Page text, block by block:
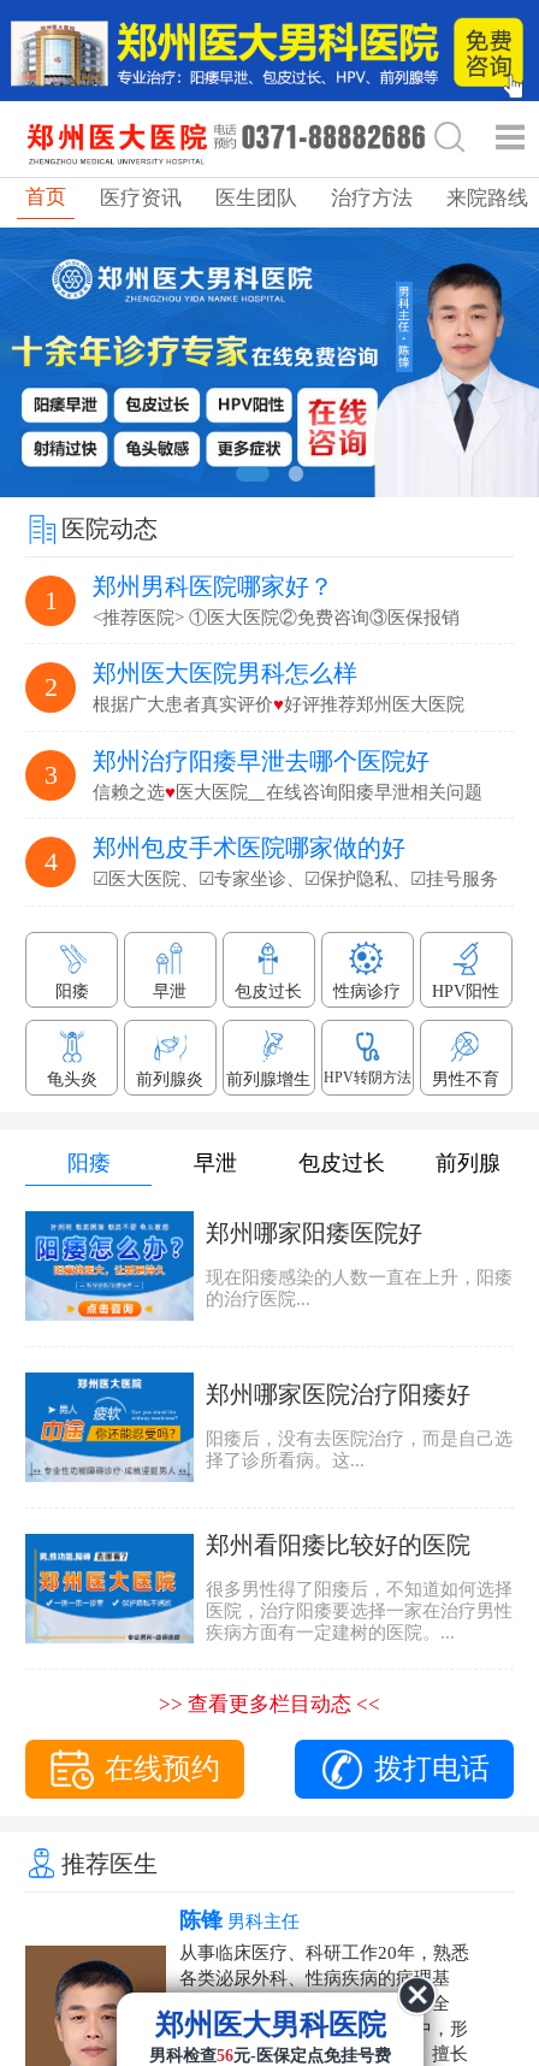
首页 医疗资讯 医生团队 治疗方法 来院路线
医院动态
1 郑州男科医院哪家好？
<推荐医院> ①医大医院②免费咨询③医保报销
2 郑州医大医院男科怎么样
根据广大患者真实评价♥好评推荐郑州医大医院
3 郑州治疗阳痿早泄去哪个医院好
信赖之选♥医大医院▁在线咨询阳痿早泄相关问题
4 郑州包皮手术医院哪家做的好
☑医大医院、☑专家坐诊、☑保护隐私、☑挂号服务
阳痿 早泄 包皮过长 性病诊疗 HPV阳性
龟头炎 前列腺炎 前列腺增生 HPV转阴方法 男性不育
阳痿 早泄 包皮过长 前列腺
郑州哪家阳痿医院好
现在阳痿感染的人数一直在上升，阳痿
的治疗医院...
郑州哪家医院治疗阳痿好
阳痿后，没有去医院治疗，而是自己选
择了诊所看病。这...
郑州看阳痿比较好的医院
很多男性得了阳痿后，不知道如何选择
医院，治疗阳痿要选择一家在治疗男性
疾病方面有一定建树的医院。...
>> 查看更多栏目动态 <<
在线预约 拨打电话
推荐医生
陈锋 男科主任
从事临床医疗、科研工作20年，熟悉
各类泌尿外科、性病疾病的病理基
础，诊断治疗和临床操作，技术全
面。在男科疾病的诊断和诊疗中，形
成了一套独具特色的诊疗方案。擅长
郑州医大男科医院
男科检查56元-医保定点免挂号费